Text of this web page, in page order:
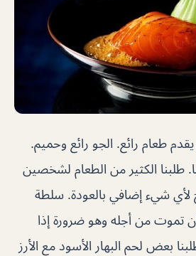
يقدم طعام رائع. الجو رائع وحميم.
طلبنا الكثير من الطعام لشخصين
لأي شيء إضافي بالعودة. سلطة
تموت من أجله وهو ضرورة إذا
بعض لحم البهار الأسود مع الأرز